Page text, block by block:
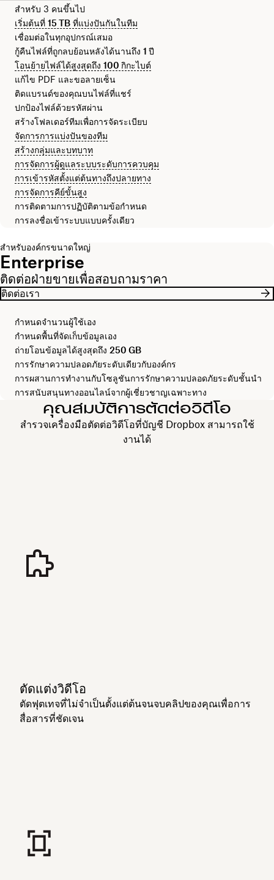
สำหรับ 3 คนขึ้นไป
เริ่มต้นที่ 15 TB ที่แบ่งปันกันในทีม
เชื่อมต่อในทุกอุปกรณ์เสมอ
กู้คืนไฟล์ที่ถูกลบย้อนหลังได้นานถึง 1 ปี
โอนย้ายไฟล์ได้สูงสุดถึง 100 กิกะไบต์
แก้ไข PDF และขอลายเซ็น
ติดแบรนด์ของคุณบนไฟล์ที่แชร์
ปกป้องไฟล์ด้วยรหัสผ่าน
สร้างโฟลเดอร์ทีมเพื่อการจัดระเบียบ
จัดการการแบ่งปันของทีม
สร้างกลุ่มและบทบาท
การจัดการผู้ดูแลระบบระดับการควบคุม
การเข้ารหัสตั้งแต่ต้นทางถึงปลายทาง
การจัดการคีย์ขั้นสูง
การติดตามการปฏิบัติตามข้อกำหนด
การลงชื่อเข้าระบบแบบครั้งเดียว
สำหรับองค์กรขนาดใหญ่
Enterprise
ติดต่อฝ่ายขายเพื่อสอบถามราคา
ติดต่อเรา
กำหนดจำนวนผู้ใช้เอง
กำหนดพื้นที่จัดเก็บข้อมูลเอง
ถ่ายโอนข้อมูลได้สูงสุดถึง 250 GB
การรักษาความปลอดภัยระดับเดียวกับองค์กร
การผสานการทำงานกับโซลูชันการรักษาความปลอดภัยระดับชั้นนำ
การสนับสนุนทางออนไลน์จากผู้เชี่ยวชาญเฉพาะทาง
คุณสมบัติการตัดต่อวิดีโอ
สำรวจเครื่องมือตัดต่อวิดีโอที่บัญชี Dropbox สามารถใช้
งานได้
ตัดแต่งวิดีโอ
ตัดฟุตเทจที่ไม่จำเป็นตั้งแต่ต้นจนจบคลิปของคุณเพื่อการ
สื่อสารที่ชัดเจน